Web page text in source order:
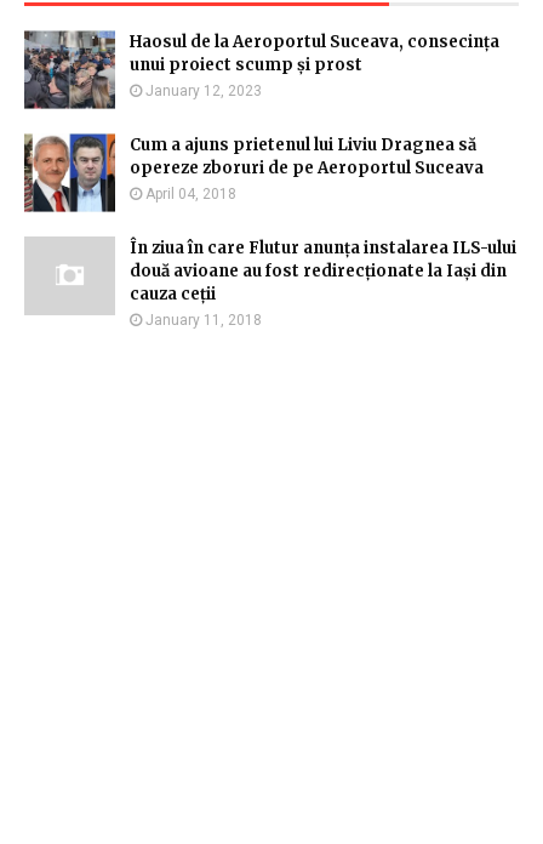
Haosul de la Aeroportul Suceava, consecința
unui proiect scump și prost
January 12, 2023
Cum a ajuns prietenul lui Liviu Dragnea să
opereze zboruri de pe Aeroportul Suceava
April 04, 2018
În ziua în care Flutur anunța instalarea ILS-ului
două avioane au fost redirecționate la Iași din
cauza ceții
January 11, 2018